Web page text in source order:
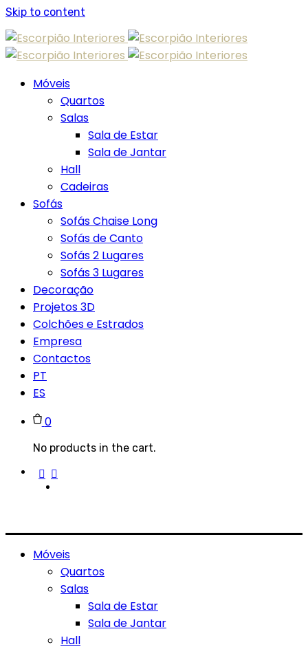
Skip to content
Móveis
Quartos
Salas
Sala de Estar
Sala de Jantar
Hall
Cadeiras
Sofás
Sofás Chaise Long
Sofás de Canto
Sofás 2 Lugares
Sofás 3 Lugares
Decoração
Projetos 3D
Colchões e Estrados
Empresa
Contactos
PT
ES
0
No products in the cart.
Móveis
Quartos
Salas
Sala de Estar
Sala de Jantar
Hall